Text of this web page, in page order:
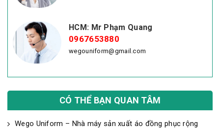
HCM: Mr Phạm Quang
0967653880
wegouniform@gmail.com
CÓ THỂ BẠN QUAN TÂM
Wego Uniform – Nhà máy sản xuất áo đồng phục rộng